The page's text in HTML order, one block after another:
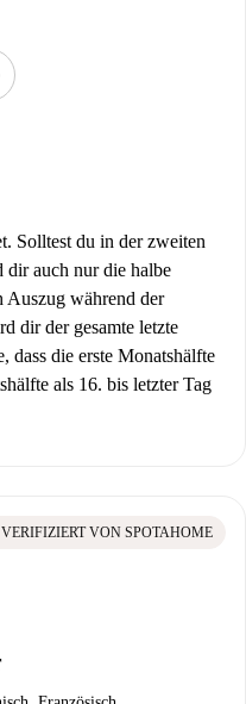
Solltest du in der zweiten
dir auch nur die halbe
Auszug während der
dir der gesamte letzte
dass die erste Monatshälfte
als 16. bis letzter Tag
VERIFIZIERT VON SPOTAHOME